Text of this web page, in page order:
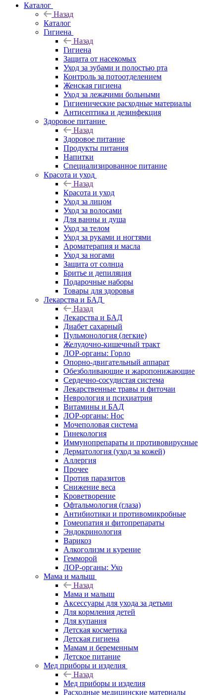
Каталог
Назад
Каталог
Гигиена
Назад
Гигиена
Защита от насекомых
Уход за зубами и полостью рта
Контроль за потоотделением
Женская гигиена
Уход за лежачими больными
Гигиенические расходные материалы
Антисептика и дезинфекция
Здоровое питание
Назад
Здоровое питание
Продукты питания
Напитки
Специализированное питание
Красота и уход
Назад
Красота и уход
Уход за лицом
Уход за волосами
Для ванны и душа
Уход за телом
Уход за руками и ногтями
Ароматерапия и масла
Уход за ногами
Защита от солнца
Бритье и депиляция
Подарочные наборы
Товары для здоровья
Лекарства и БАД
Назад
Лекарства и БАД
Диабет сахарный
Пульмонология (легкие)
Желудочно-кишечный тракт
ЛОР-органы: Горло
Опорно-двигательный аппарат
Обезболивающие и жаропонижающие
Сердечно-сосудистая система
Лекарственные травы и фиточаи
Неврология и психиатрия
Витамины и БАД
ЛОР-органы: Нос
Мочеполовая система
Гинекология
Иммунопрепараты и противовирусные
Дерматология (уход за кожей)
Аллергия
Прочее
Против паразитов
Снижение веса
Кроветворение
Офтальмология (глаза)
Антибиотики и противомикробные
Гомеопатия и фитопрепараты
Эндокринология
Варикоз
Алкоголизм и курение
Гемморой
ЛОР-органы: Ухо
Мама и малыш
Назад
Мама и малыш
Аксессуары для ухода за детьми
Для кормления детей
Для купания
Детская косметика
Детская гигиена
Мамам и беременным
Детское питание
Мед приборы и изделия
Назад
Мед приборы и изделия
Расходные медицинские материалы